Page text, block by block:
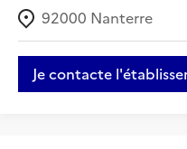
92000 Nanterre
Je contacte